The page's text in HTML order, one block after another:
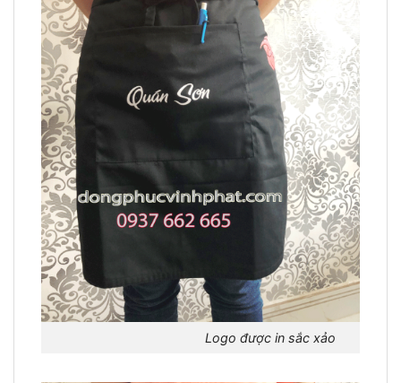
Logo được in sắc xảo